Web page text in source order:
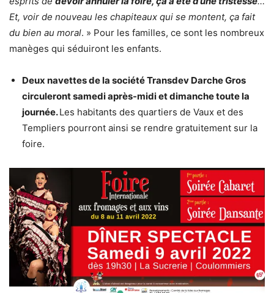
Et, voir de nouveau les chapiteaux qui se montent, ça fait
du bien au moral. » Pour les familles, ce sont les nombreux
manèges qui séduiront les enfants.
Deux navettes de la société Transdev Darche Gros
circuleront samedi après-midi et dimanche toute la
journée.Les habitants des quartiers de Vaux et des
Templiers pourront ainsi se rendre gratuitement sur la
foire.